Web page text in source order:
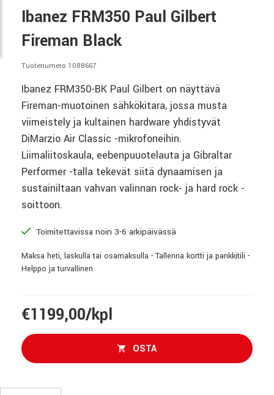
Ibanez FRM350 Paul Gilbert
Fireman Black
Tuotenumero 1088667
Ibanez FRM350-BK Paul Gilbert on näyttävä
Fireman-muotoinen sähkökitara, jossa musta
viimeistely ja kultainen hardware yhdistyvät
DiMarzio Air Classic -mikrofoneihin.
Liimaliitoskaula, eebenpuuotelauta ja Gibraltar
Performer -talla tekevät siitä dynaamisen ja
sustainiltaan vahvan valinnan rock- ja hard rock -
soittoon.
Toimitettavissa noin 3-6 arkipäivässä
Maksa heti, laskulla tai osamaksulla - Tallenna kortti ja pankkitili -
Helppo ja turvallinen
€1199,00/kpl
OSTA